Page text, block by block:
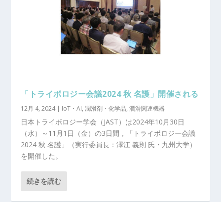
「トライボロジー会議2024 秋 名護」開催される
12月 4, 2024| IoT・AI,潤滑剤・化学品,潤滑関連機器
日本トライボロジー学会（JAST）は2024年10月30日
（水）～11月1日（金）の3日間，「トライボロジー会議
2024 秋 名護」（実行委員長：澤江 義則 氏・九州大学）
を開催した。
続きを読む